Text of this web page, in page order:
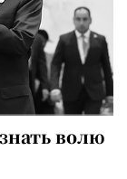
волю